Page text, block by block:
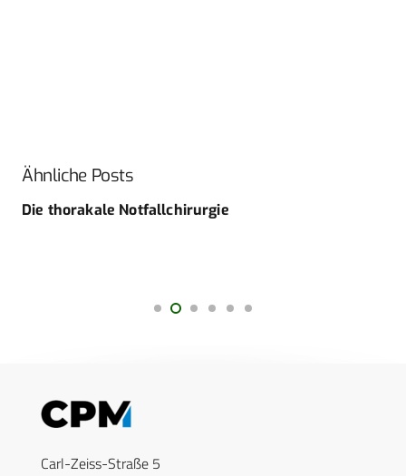
Ähnliche Posts
Die thorakale Notfallchirurgie
Carl-Zeiss-Straße 5